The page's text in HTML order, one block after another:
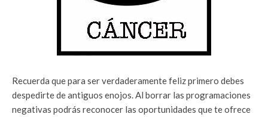
Recuerda que para ser verdaderamente feliz primero debes
despedirte de antiguos enojos. Al borrar las programaciones
negativas podrás reconocer las oportunidades que te ofrece